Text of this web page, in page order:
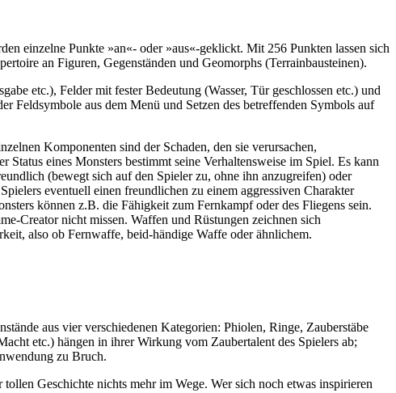
einzelne Punkte »an«- oder »aus«-geklickt. Mit 256 Punkten lassen sich
an Figuren, Gegenständen und Geomorphs (Terrainbausteinen).
etc.), Felder mit fester Bedeutung (Wasser, Tür geschlossen etc.) und
Feldsymbole aus dem Menü und Setzen des betreffenden Symbols auf
Komponenten sind der Schaden, den sie verursachen,
eines Monsters bestimmt seine Verhaltensweise im Spiel. Es kann
(bewegt sich auf den Spieler zu, ohne ihn anzugreifen) oder
eventuell einen freundlichen zu einem aggressiven Charakter
können z.B. die Fähigkeit zum Fernkampf oder des Fliegens sein.
Creator nicht missen. Waffen und Rüstungen zeichnen sich
also ob Fernwaffe, beid-händige Waffe oder ähnlichem.
aus vier verschiedenen Kategorien: Phiolen, Ringe, Zauberstäbe
etc.) hängen in ihrer Wirkung vom Zaubertalent des Spielers ab;
zu Bruch.
Geschichte nichts mehr im Wege. Wer sich noch etwas inspirieren